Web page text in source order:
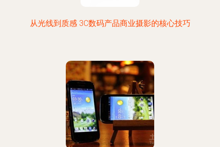
从光线到质感 3C数码产品商业摄影的核心技巧